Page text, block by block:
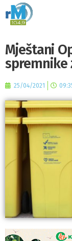
Mještani
spremnike
25/04/2021